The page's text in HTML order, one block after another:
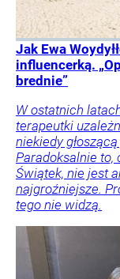
Jak Ewa
influencerką.
brednie”
W ostatnich
terapeutki
niekiedy
Paradoksalnie to,
Świątek, nie jest
najgroźniejsze.
tego nie widzą.